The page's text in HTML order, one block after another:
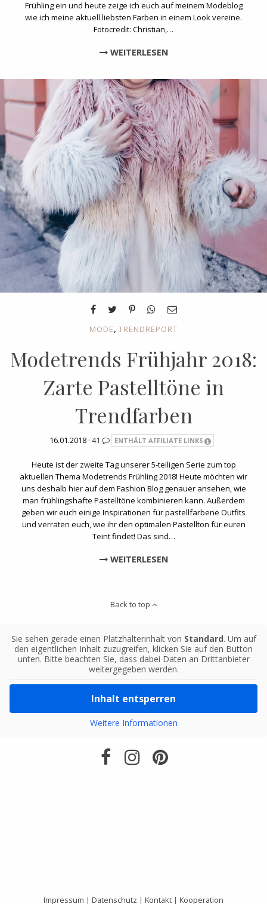
Frühling ein und heute zeige ich euch auf meinem Modeblog
wie ich meine aktuell liebsten Farben in einem Look vereine.
Fotocredit: Christian,…
WEITERLESEN
MODE, TRENDREPORT
Modetrends Frühjahr 2018:
Zarte Pastelltöne in
Trendfarben
16.01.2018 · 41 ENTHÄLT AFFILIATE LINKS
Heute ist der zweite Tag unserer 5-teiligen Serie zum top
aktuellen Thema Modetrends Frühling 2018! Heute möchten wir
uns deshalb hier auf dem Fashion Blog genauer ansehen, wie
man frühlingshafte Pastelltöne kombinieren kann. Außerdem
geben wir euch einige Inspirationen für pastellfarbene Outfits
und verraten euch, wie ihr den optimalen Pastellton für euren
Teint findet! Das sind…
WEITERLESEN
Back to top
Sie sehen gerade einen Platzhalterinhalt von Standard. Um auf
den eigentlichen Inhalt zuzugreifen, klicken Sie auf den Button
unten. Bitte beachten Sie, dass dabei Daten an Drittanbieter
weitergegeben werden.
Inhalt entsperren
Weitere Informationen
Impressum | Datenschutz | Kontakt | Kooperation